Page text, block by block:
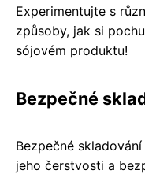
Experimentujte s
způsoby, jak si
sójovém produktu!
Bezpečné
Bezpečné
jeho čerstvosti a